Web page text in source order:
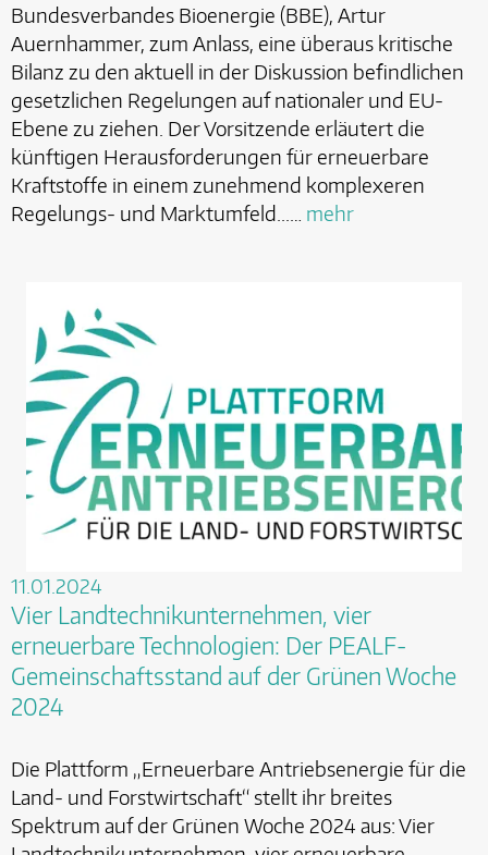
Bundesverbandes Bioenergie (BBE), Artur
Auernhammer, zum Anlass, eine überaus kritische
Bilanz zu den aktuell in der Diskussion befindlichen
gesetzlichen Regelungen auf nationaler und EU-
Ebene zu ziehen. Der Vorsitzende erläutert die
künftigen Herausforderungen für erneuerbare
Kraftstoffe in einem zunehmend komplexeren
Regelungs- und Marktumfeld...… mehr
11.01.2024
Vier Landtechnikunternehmen, vier
erneuerbare Technologien: Der PEALF-
Gemeinschaftsstand auf der Grünen Woche
2024
Die Plattform „Erneuerbare Antriebsenergie für die
Land- und Forstwirtschaft“ stellt ihr breites
Spektrum auf der Grünen Woche 2024 aus: Vier